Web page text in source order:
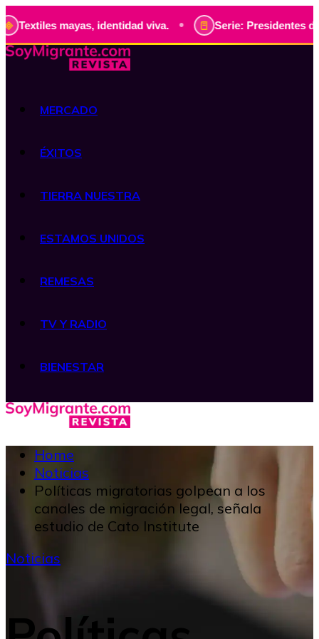
mayas, identidad viva. • Serie: Presidentes de
MERCADO
ÉXITOS
TIERRA NUESTRA
ESTAMOS UNIDOS
REMESAS
TV Y RADIO
BIENESTAR
Home
Noticias
Políticas migratorias golpean a los
canales de migración legal, señala
estudio de Cato Institute
Noticias